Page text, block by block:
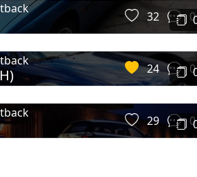
32 0
24 0
29 0